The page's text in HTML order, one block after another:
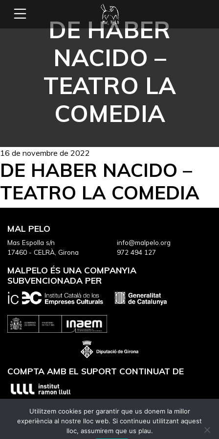
DE HABER
NACIDO –
TEATRO LA
COMEDIA
16 de novembre de 2022
DE HABER NACIDO –
TEATRO LA COMEDIA
MAL PELO
Mas Espolla s/n
17460 - CELRÀ, Girona
info@malpelo.org
972 494 127
MALPELO ÉS UNA COMPANYIA
SUBVENCIONADA PER
COMPTA AMB EL SUPORT CONTINUAT DE
Utilitzem cookies per garantir que us donem la millor
experiència al nostre lloc web. Si continueu utilitzant aquest
lloc, assumirem que us plau.